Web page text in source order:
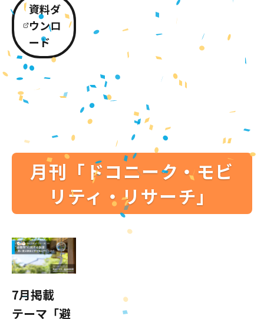
資料ダ
ウンロ
ード
月刊「ドコニーク・モビ
リティ・リサーチ」
7月掲載
テーマ「避